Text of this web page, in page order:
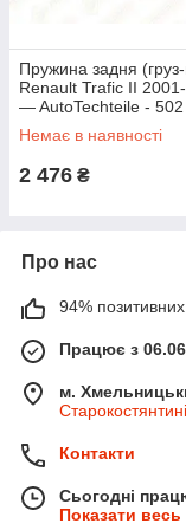
Пружина задня
Renault Trafic II
— AutoTechteile - 502
Немає в наявності
2 476 ₴
Про нас
94% позитивних
Працює з
м.
Контакти
Сьогодні
Показати